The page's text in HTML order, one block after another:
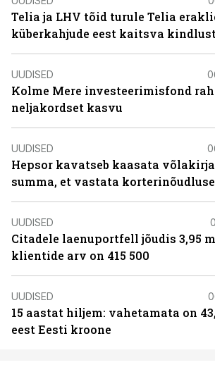
Telia ja LHV tõid turule Telia
küberkahjude eest kaitsva
UUDISED
Kolme Mere investeerimisfond
neljakordset kasvu
UUDISED
Hepsor kavatseb kaasata
summa, et vastata
UUDISED
Citadele laenuportfell jõudis 3,95
klientide arv on 415 500
UUDISED
15 aastat hiljem: vahetamata on
eest Eesti kroone